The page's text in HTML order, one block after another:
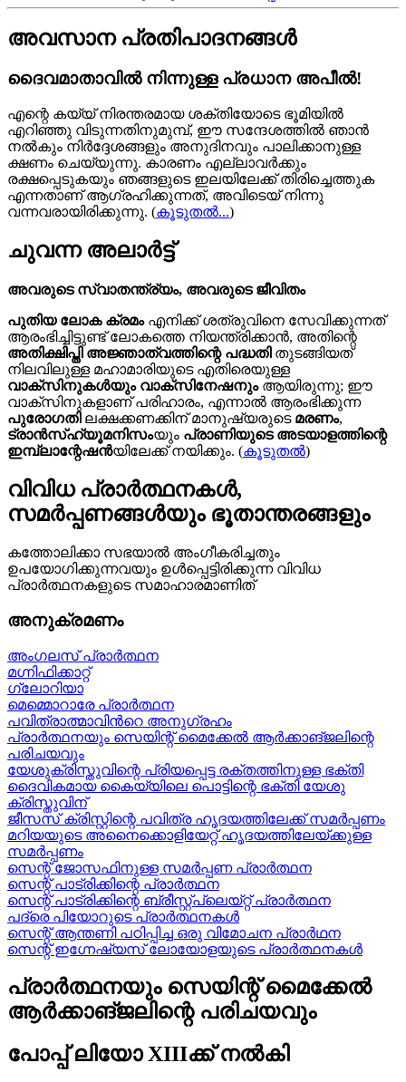
അവസാന പ്രതിപാദനങ്ങൾ
ദൈവമാതാവിൽ നിന്നുള്ള പ്രധാന അപീൽ!
എന്റെ കയ്യ്‍ നിരന്തരമായ ശക്തിയോടെ ഭൂമിയിൽ
എറിഞ്ഞു വിടുന്നതിനുമുമ്പ്, ഈ സന്ദേശത്തിൽ ഞാൻ
നൽകും നിർദ്ദേശങ്ങളും അനുദിനവും പാലിക്കാനുള്ള
ക്ഷണം ചെയ്യുന്നു. കാരണം എല്ലാവർക്കും
രക്ഷപ്പെടുകയും ഞങ്ങളുടെ ഇലയിലേക്ക് തിരിച്ചെത്തുക
എന്നതാണ് ആഗ്രഹിക്കുന്നത്, അവിടെയ്‍ നിന്നു
വന്നവരായിരിക്കുന്നു. (കൂടുതൽ...)
ചുവന്ന അലാർട്ട്
അവരുടെ സ്വാതന്ത്ര്യം, അവരുടെ ജീവിതം
പുതിയ ലോക ക്രമംഎനിക്ക് ശത്രുവിനെ സേവിക്കുന്നത്
ആരംഭിച്ചിട്ടുണ്ട് ലോകത്തെ നിയന്ത്രിക്കാൻ, അതിന്റെ
അതിക്ഷിപ്തി അജ്ഞാത്വത്തിന്റെ പദ്ധതിതുടങ്ങിയത്
നിലവിലുള്ള മഹാമാരിയുടെ എതിരെയുള്ള
വാക്സിനുകൾയും വാക്സിനേഷനുംആയിരുന്നു; ഈ
വാക്സിനുകളാണ് പരിഹാരം, എന്നാൽ ആരംഭിക്കുന്ന
പുരോഗതിലക്ഷക്കണക്കിന് മാനുഷ്യരുടെ മരണം,
ട്രാൻസ്ഹ്യൂമനിസംയും പ്രാണിയുടെ അടയാളത്തിന്റെ
ഇമ്പ്ലാന്റേഷൻയിലേക്ക് നയിക്കും. (കൂടുതൽ)
വിവിധ പ്രാർത്ഥനകൾ,
സമർപ്പണങ്ങൾയും ഭൂതാന്തരങ്ങളും
കത്തോലിക്കാ സഭയാൽ അംഗീകരിച്ചതും
ഉപയോഗിക്കുന്നവയും ഉൾപ്പെട്ടിരിക്കുന്ന വിവിധ
പ്രാർത്ഥനകളുടെ സമാഹാരമാണിത്
അനുക്രമണം
അംഗലസ് പ്രാർത്ഥന
മഗ്നിഫിക്കാറ്റ്
ഗ്ലോറിയാ
മെമ്മൊറാരേ പ്രാർത്ഥന
പവിത്രാത്മാവിന്‍റെ അനുഗ്രഹം
പ്രാർത്ഥനയും സെയിന്റ് മൈക്കേൽ ആർക്കാങ്ജലിന്റെ
പരിചയവും
യേശുക്രിസ്തുവിന്റെ പ്രിയപ്പെട്ട രക്തത്തിനുള്ള ഭക്തി
ദൈവികമായ കൈയ്യിലെ പൊട്ടിന്റെ ഭക്തി യേശു
ക്രിസ്തുവിന്
ജീസസ് ക്രിസ്റ്റിന്റെ പവിത്ര ഹൃദയത്തിലേക്ക് സമർപ്പണം
മറിയയുടെ അനൈക്കൊളിയേറ്റ് ഹൃദയത്തിലേയ്ക്കുള്ള
സമർപ്പണം
സെന്റ് ജോസഫിനുള്ള സമർപ്പണ പ്രാർത്ഥന
സെന്റ് പാട്രിക്കിന്റെ പ്രാർത്ഥന
സെന്റ് പാട്രിക്കിന്റെ ബ്രീസ്റ്റ്പ്ലെയ്റ്റ് പ്രാർത്ഥന
പദ്രെ പിയോറുടെ പ്രാർത്ഥനകൾ
സെന്റ് ആന്തണി പഠിപ്പിച്ച ഒരു വിമോചന പ്രാർഥന
സെന്റ് ഇഗ്നേഷ്യസ് ലോയോളയുടെ പ്രാർത്ഥനകൾ
പ്രാർത്ഥനയും സെയിന്റ് മൈക്കേൽ
ആർക്കാങ്ജലിന്റെ പരിചയവും
പോപ്പ് ലിയോ XIIIക്ക് നൽകി